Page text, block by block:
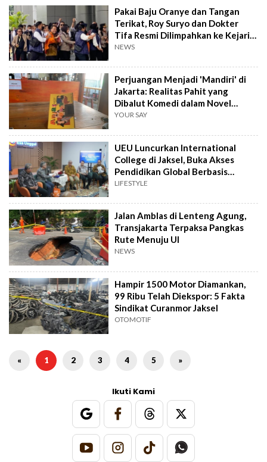
Pakai Baju Oranye dan Tangan
Terikat, Roy Suryo dan Dokter
Tifa Resmi Dilimpahkan ke Kejari
Jaksel
NEWS
Perjuangan Menjadi 'Mandiri' di
Jakarta: Realitas Pahit yang
Dibalut Komedi dalam Novel
ANJAS
YOUR SAY
UEU Luncurkan International
College di Jaksel, Buka Akses
Pendidikan Global Berbasis
Inovasi
LIFESTYLE
Jalan Amblas di Lenteng Agung,
Transjakarta Terpaksa Pangkas
Rute Menuju UI
NEWS
Hampir 1500 Motor Diamankan,
99 Ribu Telah Diekspor: 5 Fakta
Sindikat Curanmor Jaksel
OTOMOTIF
« 1 2 3 4 5 »
Ikuti Kami